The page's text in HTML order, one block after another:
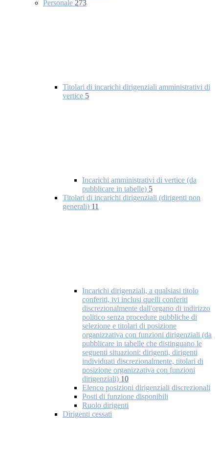
Personale 273
Titolari di incarichi dirigenziali amministrativi di
vertice 5
Incarichi amministrativi di vertice (da
pubblicare in tabelle) 5
Titolari di incarichi dirigenziali (dirigenti non
generali) 11
Incarichi dirigenziali, a qualsiasi titolo
conferiti, ivi inclusi quelli conferiti
discrezionalmente dall'organo di indirizzo
politico senza procedure pubbliche di
selezione e titolari di posizione
organizzativa con funzioni dirigenziali (da
pubblicare in tabelle che distinguano le
seguenti situazioni: dirigenti, dirigenti
individuati discrezionalmente, titolari di
posizione organizzativa con funzioni
dirigenziali) 10
Elenco posizioni dirigenziali discrezionali
Posti di funzione disponibili
Ruolo dirigenti
Dirigenti cessati